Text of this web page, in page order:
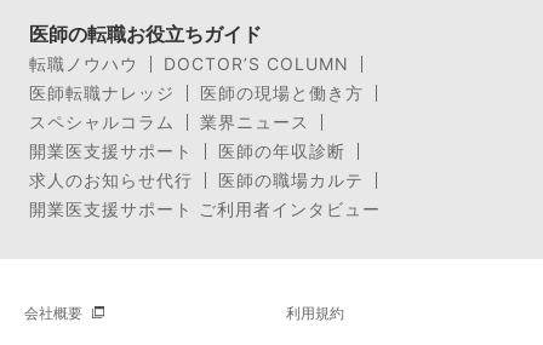
医師の転職お役立ちガイド
転職ノウハウ
DOCTOR’S COLUMN
医師転職ナレッジ
医師の現場と働き方
スペシャルコラム
業界ニュース
開業医支援サポート
医師の年収診断
求人のお知らせ代行
医師の職場カルテ
開業医支援サポート ご利用者インタビュー
会社概要 利用規約